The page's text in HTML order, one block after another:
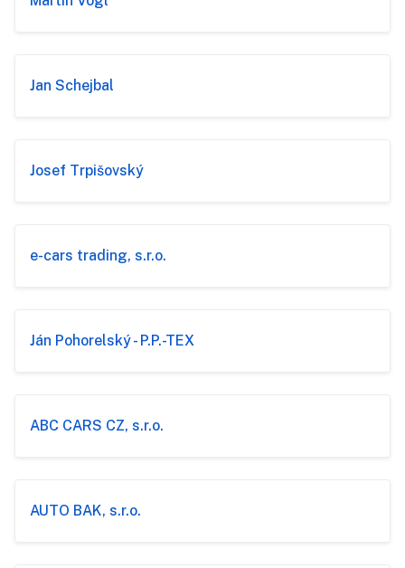
Jan Schejbal
Josef Trpišovský
e-cars trading, s.r.o.
Ján Pohorelský - P.P.-TEX
ABC CARS CZ, s.r.o.
AUTO BAK, s.r.o.